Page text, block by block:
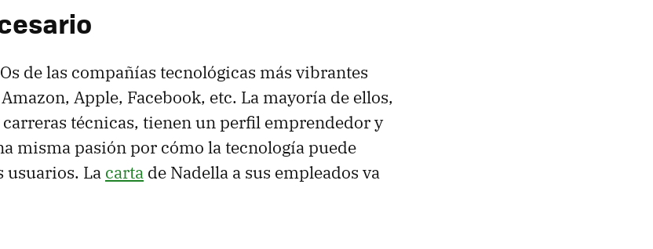
de las compañías tecnológicas más vibrantes
Apple, Facebook, etc. La mayoría de ellos,
técnicas, tienen un perfil emprendedor y
misma pasión por cómo la tecnología puede
usuarios. La carta de Nadella a sus empleados va